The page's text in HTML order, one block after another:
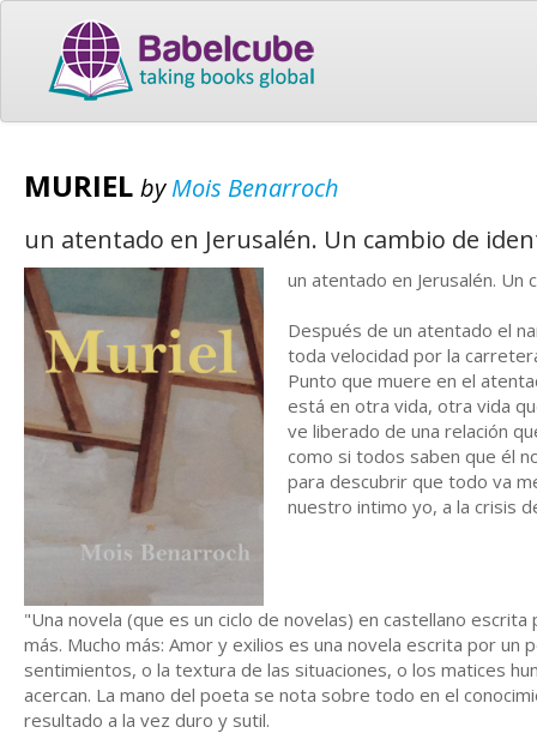
MURIEL byMois Benarroch
un atentado en Jerusalén. Un cambio de
un atentado en Jerusalén. Un
Después de un atentado el
toda velocidad por la
Punto que muere en el
está en otra vida, otra vida
ve liberado de una relación
como si todos saben que él
para descubrir que todo va
nuestro intimo yo, a la crisis
"Una novela (que es un ciclo de novelas) en castellano
más. Mucho más: Amor y exilios es una novela escrita por
sentimientos, o la textura de las situaciones, o los matices
acercan. La mano del poeta se nota sobre todo en el
resultado a la vez duro y sutil.